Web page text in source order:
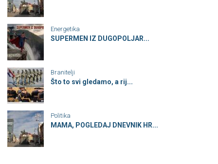
Energetika
SUPERMEN IZ DUGOPOLJAR...
Branitelji
Što to svi gledamo, a rij...
Politika
MAMA, POGLEDAJ DNEVNIK HR...